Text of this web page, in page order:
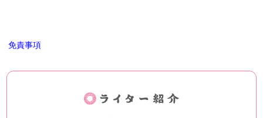
免責事項